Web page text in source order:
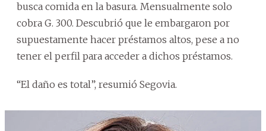
busca comida en la basura. Mensualmente solo
cobra G. 300. Descubrió que le embargaron por
supuestamente hacer préstamos altos, pese a no
tener el perfil para acceder a dichos préstamos.
“El daño es total”, resumió Segovia.